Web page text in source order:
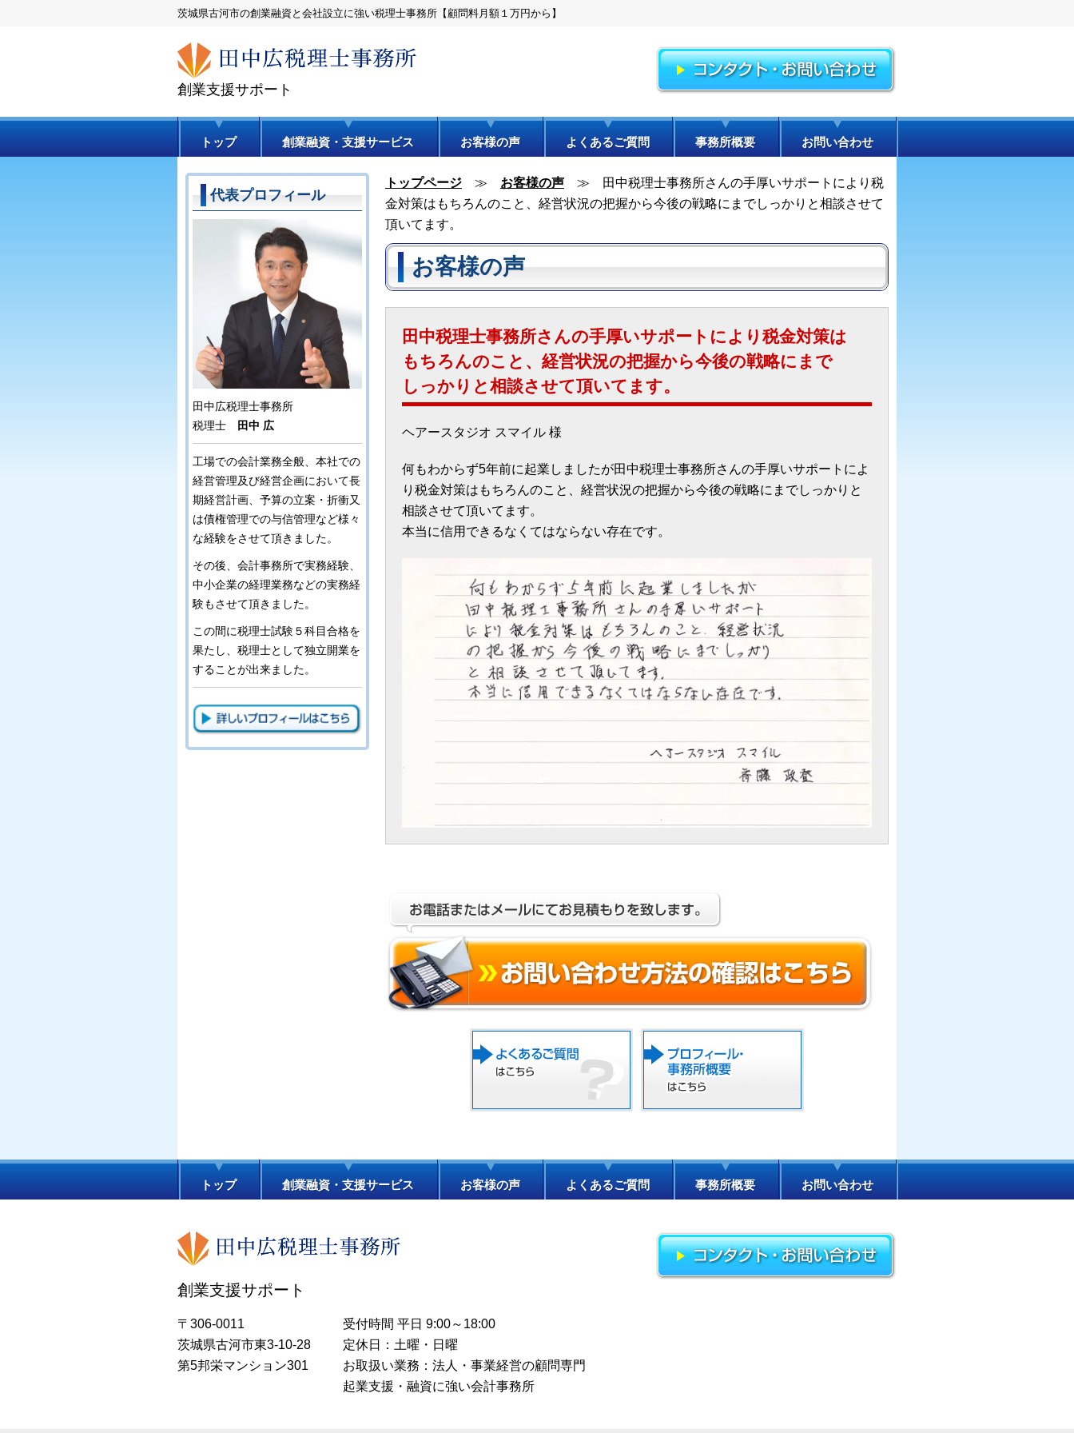
茨城県古河市の創業融資と会社設立に強い税理士事務所【顧問料月額１万円から】
創業支援サポート
トップ 創業融資・支援サービス お客様の声 よくあるご質問 事務所概要 お問い合わせ
トップページ ≫ お客様の声 ≫
田中税理士事務所さんの手厚いサポートにより税
金対策はもちろんのこと、経営状況の把握から今後の戦略にまでしっかりと相談させて
頂いてます。
お客様の声
田中税理士事務所さんの手厚いサポートにより税金対策は
もちろんのこと、経営状況の把握から今後の戦略にまで
しっかりと相談させて頂いてます。
ヘアースタジオ スマイル 様
何もわからず5年前に起業しましたが田中税理士事務所さんの手厚いサポートによ
り税金対策はもちろんのこと、経営状況の把握から今後の戦略にまでしっかりと
相談させて頂いてます。
本当に信用できるなくてはならない存在です。
代表プロフィール
田中広税理士事務所
税理士
田中 広
工場での会計業務全般、本社での
経営管理及び経営企画において長
期経営計画、予算の立案・折衝又
は債権管理での与信管理など様々
な経験をさせて頂きました。
その後、会計事務所で実務経験、
中小企業の経理業務などの実務経
験もさせて頂きました。
この間に税理士試験５科目合格を
果たし、税理士として独立開業を
することが出来ました。
トップ 創業融資・支援サービス お客様の声 よくあるご質問 事務所概要 お問い合わせ
創業支援サポート
〒306-0011
茨城県古河市東3-10-28
第5邦栄マンション301
受付時間 平日 9:00～18:00
定休日：土曜・日曜
お取扱い業務：法人・事業経営の顧問専門
起業支援・融資に強い会計事務所